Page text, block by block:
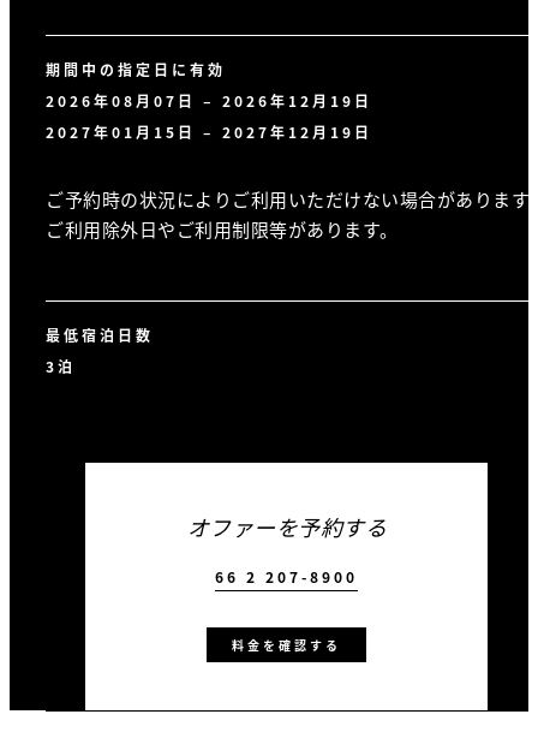
期間中の指定日に有効
2026年08月07日 – 2026年12月19日
2027年01月15日 – 2027年12月19日
ご予約時の状況によりご利用いただけない場合があります
ご利用除外日やご利用制限等があります。
最低宿泊日数
3泊
オファーを予約する
66 2 207-8900
料金を確認する